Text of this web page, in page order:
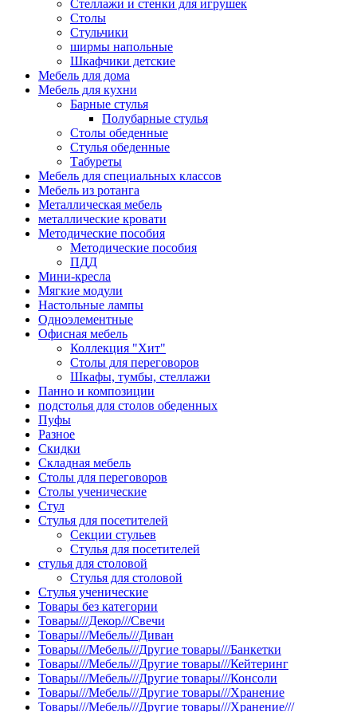
Стеллажи и стенки для игрушек
Столы
Стульчики
ширмы напольные
Шкафчики детские
Мебель для дома
Мебель для кухни
Барные стулья
Полубарные стулья
Столы обеденные
Стулья обеденные
Табуреты
Мебель для специальных классов
Мебель из ротанга
Металлическая мебель
металлические кровати
Методические пособия
Методические пособия
ПДД
Мини-кресла
Мягкие модули
Настольные лампы
Одноэлементные
Офисная мебель
Коллекция "Хит"
Столы для переговоров
Шкафы, тумбы, стеллажи
Панно и композиции
подстолья для столов обеденных
Пуфы
Разное
Скидки
Складная мебель
Столы для переговоров
Столы ученические
Стул
Стулья для посетителей
Секции стульев
Стулья для посетителей
стулья для столовой
Стулья для столовой
Стулья ученические
Товары без категории
Товары///Декор///Свечи
Товары///Мебель///Диван
Товары///Мебель///Другие товары///Банкетки
Товары///Мебель///Другие товары///Кейтеринг
Товары///Мебель///Другие товары///Консоли
Товары///Мебель///Другие товары///Хранение
Товары///Мебель///Другие товары///Хранение///